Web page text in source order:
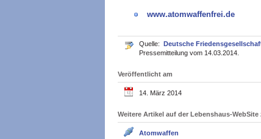
www.atomwaffenfrei.de
Quelle: Deutsche
Pressemitteilung vom 14.03.2014.
Veröffentlicht am
14. März 2014
Weitere Artikel auf der Lebenshaus-
Atomwaffen